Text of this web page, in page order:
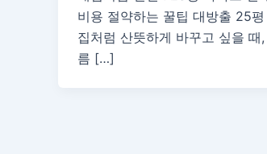
비용 절약하는 꿀팁 대방출 25
집처럼 산뜻하게 바꾸고 싶을 때
름 […]